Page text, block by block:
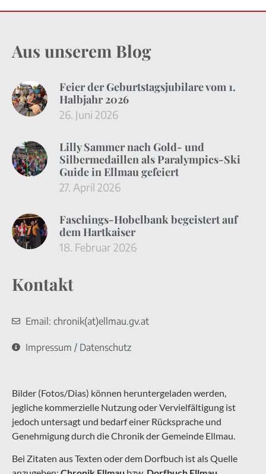
Aus unserem Blog
Feier der Geburtstagsjubilare vom 1.
Halbjahr 2026
26. Juni 2026
Lilly Sammer nach Gold- und
Silbermedaillen als Paralympics-Ski
Guide in Ellmau gefeiert
27. April 2026
Faschings-Hobelbank begeistert auf
dem Hartkaiser
18. Februar 2026
Kontakt
Email: chronik(at)ellmau.gv.at
Impressum / Datenschutz
Bilder (Fotos/Dias) können heruntergeladen werden,
jegliche kommerzielle Nutzung oder Vervielfältigung ist
jedoch untersagt und bedarf einer Rücksprache und
Genehmigung durch die Chronik der Gemeinde Ellmau.
Bei Zitaten aus Texten oder dem Dorfbuch ist als Quelle